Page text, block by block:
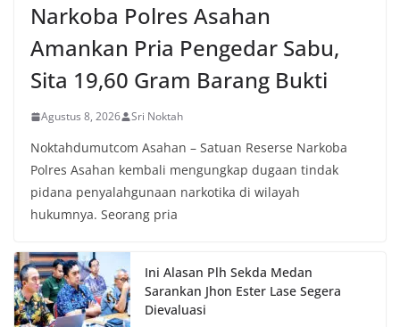
Narkoba Polres Asahan
Amankan Pria Pengedar Sabu,
Sita 19,60 Gram Barang Bukti
Agustus 8, 2026 Sri Noktah
Noktahdumutcom Asahan – Satuan Reserse Narkoba
Polres Asahan kembali mengungkap dugaan tindak
pidana penyalahgunaan narkotika di wilayah
hukumnya. Seorang pria
Ini Alasan Plh Sekda Medan
Sarankan Jhon Ester Lase Segera
Dievaluasi